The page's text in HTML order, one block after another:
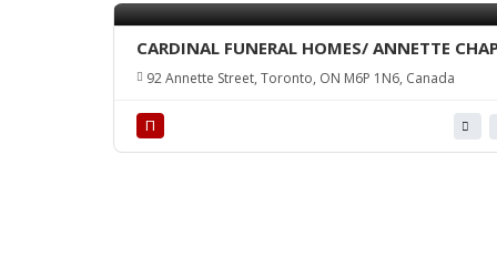
CARDINAL FUNERAL HOMES/ ANNETTE
92 Annette Street, Toronto, ON M6P 1N6, Canada
П